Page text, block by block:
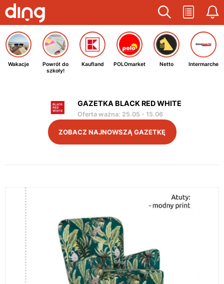
Wakacje
Powrót do
szkoły!
Kaufland POLOmarket Netto Intermarche
GAZETKA BLACK RED WHITE
Oferta ważna: 25.05 - 15.06
ZOBACZ NAJNOWSZĄ GAZETKĘ